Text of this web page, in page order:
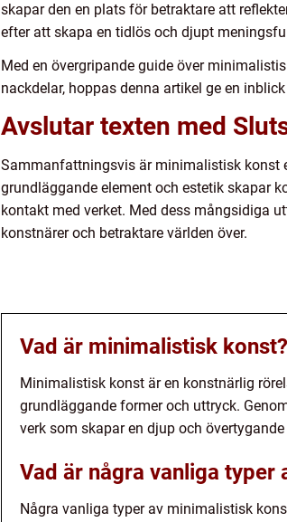
skapar den en plats för betraktare att
efter att skapa en tidlös och djupt
Med en övergripande guide över
nackdelar, hoppas denna artikel ge en
Avslutar texten med
Sammanfattningsvis är minimalistisk konst
grundläggande element och estetik skapar
kontakt med verket. Med dess mångsidiga
konstnärer och betraktare världen över.
Vad är minimalistisk konst?
Minimalistisk konst är en konstnärlig
grundläggande former och uttryck.
verk som skapar en djup och
Vad är några vanliga typer
Några vanliga typer av minimalistisk